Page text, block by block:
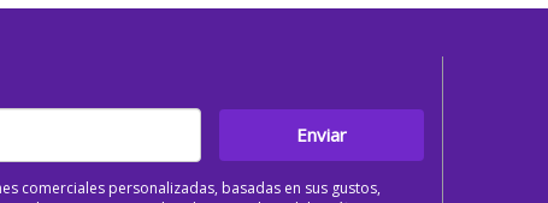
Enviar
comerciales personalizadas, basadas en sus gustos,